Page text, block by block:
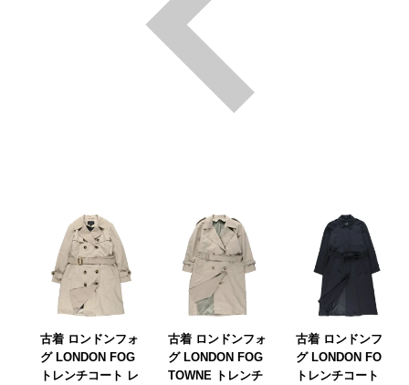
古着 ロンドンフォ
グ LONDON FOG
トレンチコート レ
古着 ロンドンフォ
グ LONDON FOG
TOWNE トレンチ
古着 ロンドンフォ
グ LONDON FOG
トレンチコート レ